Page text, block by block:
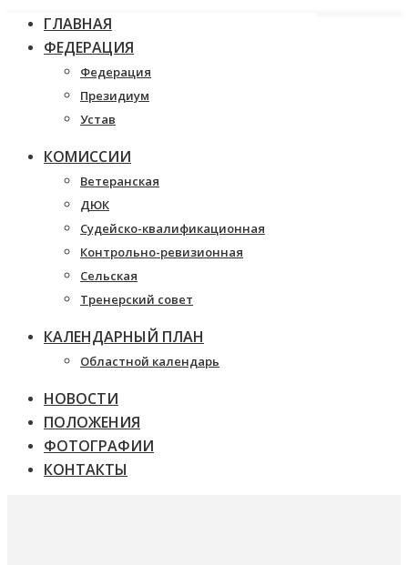
ГЛАВНАЯ
ФЕДЕРАЦИЯ
Федерация
Президиум
Устав
КОМИССИИ
Ветеранская
ДЮК
Судейско-квалификационная
Контрольно-ревизионная
Сельская
Тренерский совет
КАЛЕНДАРНЫЙ ПЛАН
Областной календарь
НОВОСТИ
ПОЛОЖЕНИЯ
ФОТОГРАФИИ
КОНТАКТЫ